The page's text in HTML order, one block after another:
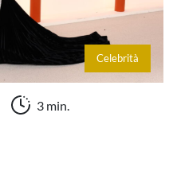
Celebrità
3 min.